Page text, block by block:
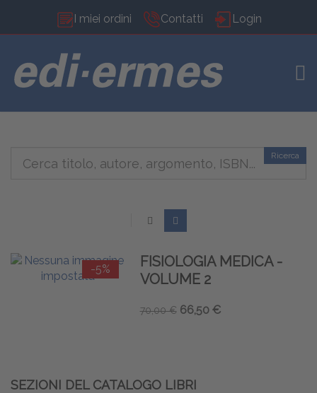
I miei ordini Contatti Login
Ricerca
-5%
FISIOLOGIA MEDICA -
VOLUME 2
70,00 € 66,50 €
SEZIONI DEL CATALOGO LIBRI